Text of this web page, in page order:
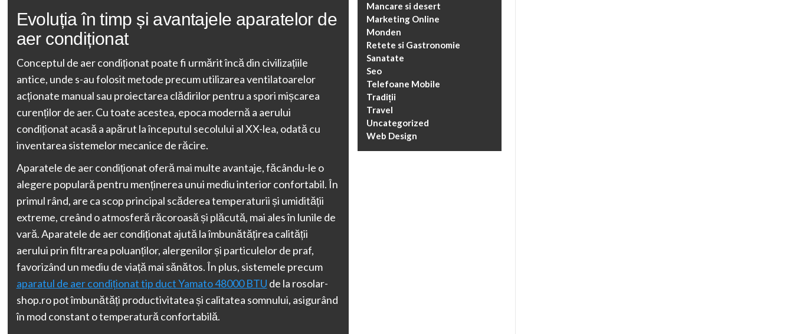
Evoluția în timp și avantajele aparatelor de
aer condiționat
Conceptul de aer condiționat poate fi urmărit încă din civilizațiile
antice, unde s-au folosit metode precum utilizarea ventilatoarelor
acționate manual sau proiectarea clădirilor pentru a spori mișcarea
curenților de aer. Cu toate acestea, epoca modernă a aerului
condiționat acasă a apărut la începutul secolului al XX-lea, odată cu
inventarea sistemelor mecanice de răcire.
Aparatele de aer condiționat oferă mai multe avantaje, făcându-le o
alegere populară pentru menținerea unui mediu interior confortabil. În
primul rând, are ca scop principal scăderea temperaturii și umidității
extreme, creând o atmosferă răcoroasă și plăcută, mai ales în lunile de
vară. Aparatele de aer condiționat ajută la îmbunătățirea calității
aerului prin filtrarea poluanților, alergenilor și particulelor de praf,
favorizând un mediu de viață mai sănătos. În plus, sistemele precum
aparatul de aer condiționat tip duct Yamato 48000 BTU de la rosolar-
shop.ro pot îmbunătăți productivitatea și calitatea somnului, asigurând
în mod constant o temperatură confortabilă.
Mancare si desert
Marketing Online
Monden
Retete si Gastronomie
Sanatate
Seo
Telefoane Mobile
Tradiții
Travel
Uncategorized
Web Design